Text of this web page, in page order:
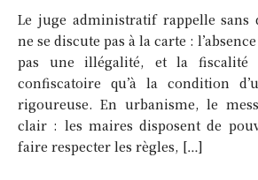
Le juge administratif rappelle sans
ne se discute pas à la carte :
pas une illégalité, et la fiscalité
confiscatoire qu’à la condition
rigoureuse. En urbanisme, le
clair : les maires disposent de
faire respecter les règles, […]